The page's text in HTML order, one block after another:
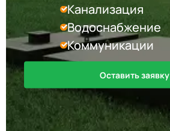
Канализация
Водоснабжение
Коммуникации
Оставить заявку